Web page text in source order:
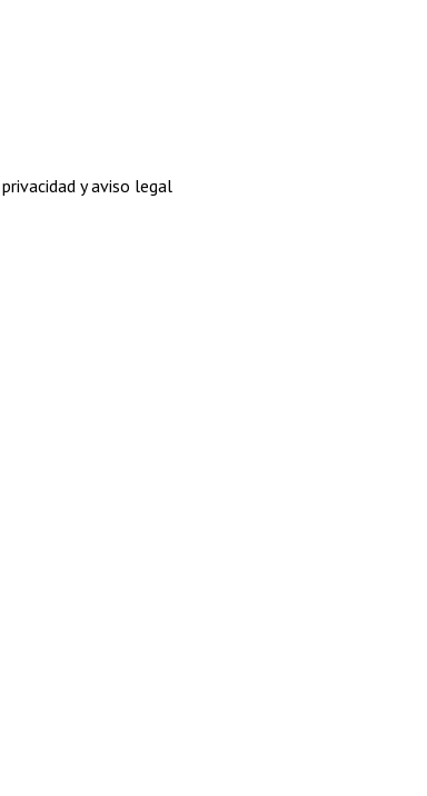
y aviso legal